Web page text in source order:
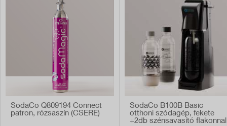
SodaCo Q809194 Connect
patron, rózsaszín (CSERE)
SodaCo B100B Basic
otthoni szódagép, fekete
+2db szénsavasító flakonnal